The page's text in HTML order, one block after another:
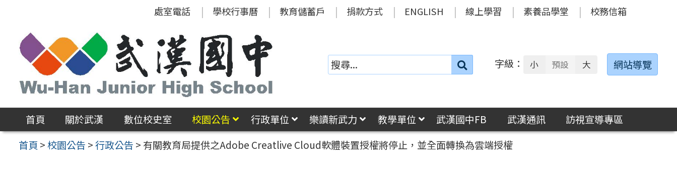
區
處室電話 學校行事曆 教育儲蓄戶 捐款方式 ENGLISH 線上學習 素養品學堂 校務信箱
搜
字級： 小 預設 大 網站導覽
首頁 關於武漢 數位校史室 校園公告 行政單位 樂讀新武力 教學單位 武漢國中FB 武漢通訊
訪視宣導專區
首頁 >校園公告 >行政公告 > 有關教育局提供之Adobe Creatlive Cloud軟體裝置授權將停止，並全面轉換為雲端授權